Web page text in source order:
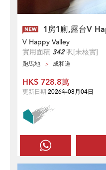
1房1廁,露台V
V Happy Valley
實用面積 342呎[未核實]
跑馬地 成和道
HK$ 728.8萬
更新日期 2026年08月04日